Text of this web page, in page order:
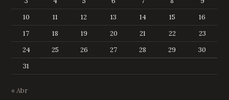
10
11 12 13 14 15
16
17
18 19 20 21 22
23
24
25 26 27 28 29
30
31
« Abr